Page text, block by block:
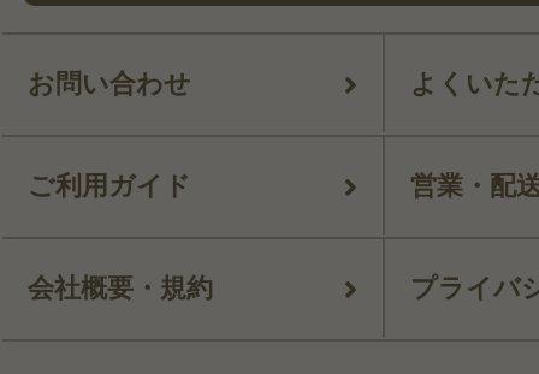
お問い合わせ よくいた
ご利用ガイド 営業・配
会社概要・規約 プライバ